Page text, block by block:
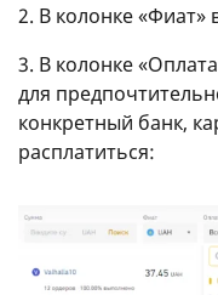
2. В колонке «Фиат»
3. В колонке
для
конкретный банк,
расплатиться: